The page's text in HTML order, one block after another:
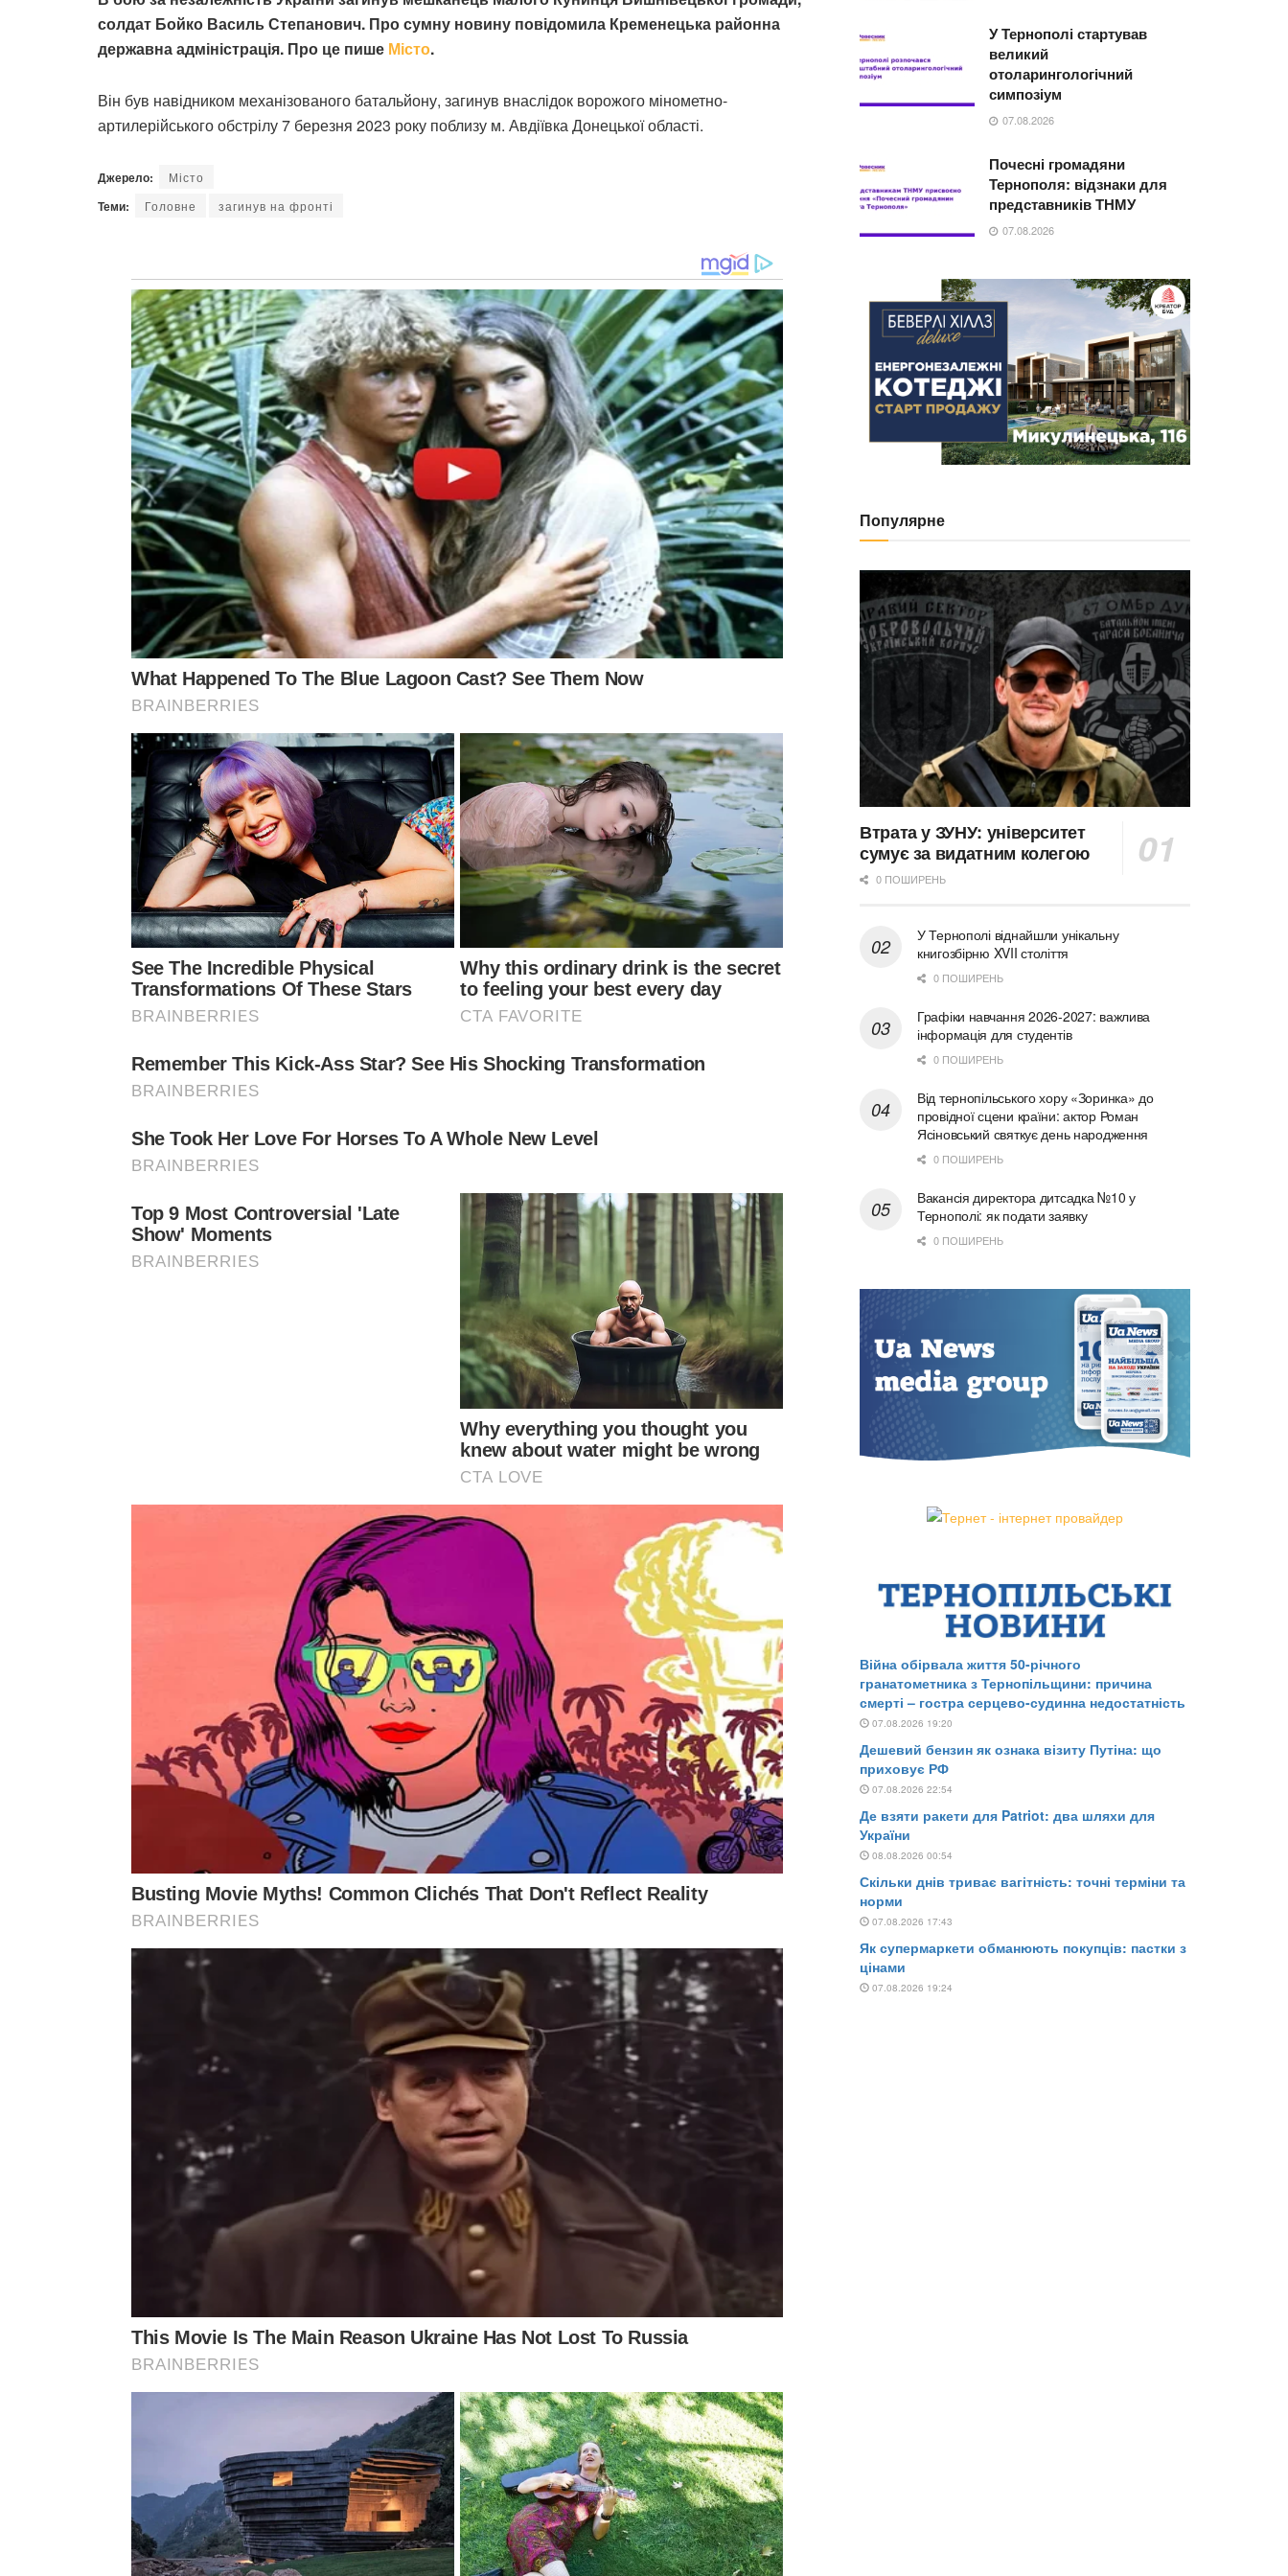
солдат Бойко Василь Степанович. Про сумну новину повідомила Кременецька районна
державна адміністрація. Про це пише Місто.
Він був навідником механізованого батальйону, загинув внаслідок ворожого мінометно-
артилерійського обстрілу 7 березня 2023 року поблизу м. Авдіївка Донецької області.
Джерело: Місто
Теми: Головне загинув на фронті
У Тернополі стартував
великий
отоларингологічний
симпозіум
07.08.2026
Почесні громадяни
Тернополя: відзнаки для
представників ТНМУ
07.08.2026
Популярне
Втрата у ЗУНУ: університет
сумує за видатним колегою
0 ПОШИРЕНЬ
У Тернополі віднайшли унікальну
книгозбірню XVII століття
0 ПОШИРЕНЬ
Графіки навчання 2026-2027: важлива
інформація для студентів
0 ПОШИРЕНЬ
Від тернопільського хору «Зоринка» до
провідної сцени країни: актор Роман
Ясіновський святкує день народження
0 ПОШИРЕНЬ
Вакансія директора дитсадка №10 у
Тернополі: як подати заявку
0 ПОШИРЕНЬ